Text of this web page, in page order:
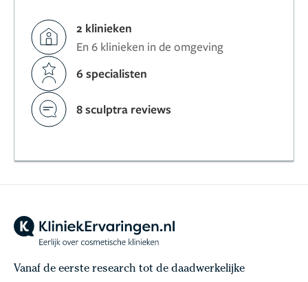
2 klinieken
En 6 klinieken in de omgeving
6 specialisten
8 sculptra reviews
Vanaf de eerste research tot de daadwerkelijke